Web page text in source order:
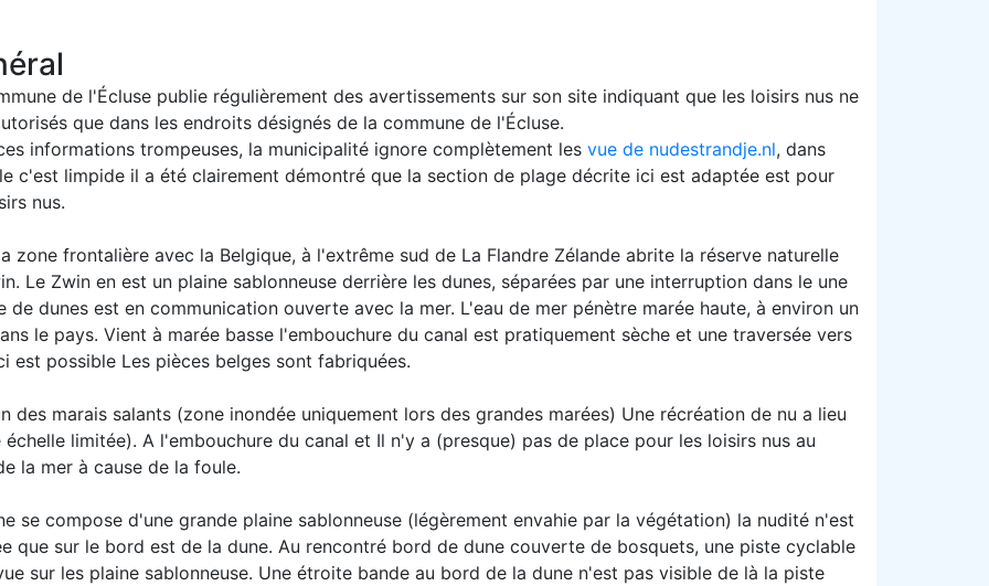
de l'Écluse publie régulièrement des avertissements sur son site indiquant que les loisirs nus ne
que dans les endroits désignés de la commune de l'Écluse.
informations trompeuses, la municipalité ignore complètement les vue de nudestrandje.nl, dans
c'est limpide il a été clairement démontré que la section de plage décrite ici est adaptée est pour
nus.
zone frontalière avec la Belgique, à l'extrême sud de La Flandre Zélande abrite la réserve naturelle
Le Zwin en est un plaine sablonneuse derrière les dunes, séparées par une interruption dans le une
de dunes est en communication ouverte avec la mer. L'eau de mer pénètre marée haute, à environ un
le pays. Vient à marée basse l'embouchure du canal est pratiquement sèche et une traversée vers
est possible Les pièces belges sont fabriquées.
des marais salants (zone inondée uniquement lors des grandes marées) Une récréation de nu a lieu
échelle limitée). A l'embouchure du canal et Il n'y a (presque) pas de place pour les loisirs nus au
la mer à cause de la foule.
se compose d'une grande plaine sablonneuse (légèrement envahie par la végétation) la nudité n'est
que sur le bord est de la dune. Au rencontré bord de dune couverte de bosquets, une piste cyclable
sur les plaine sablonneuse. Une étroite bande au bord de la dune n'est pas visible de là la piste